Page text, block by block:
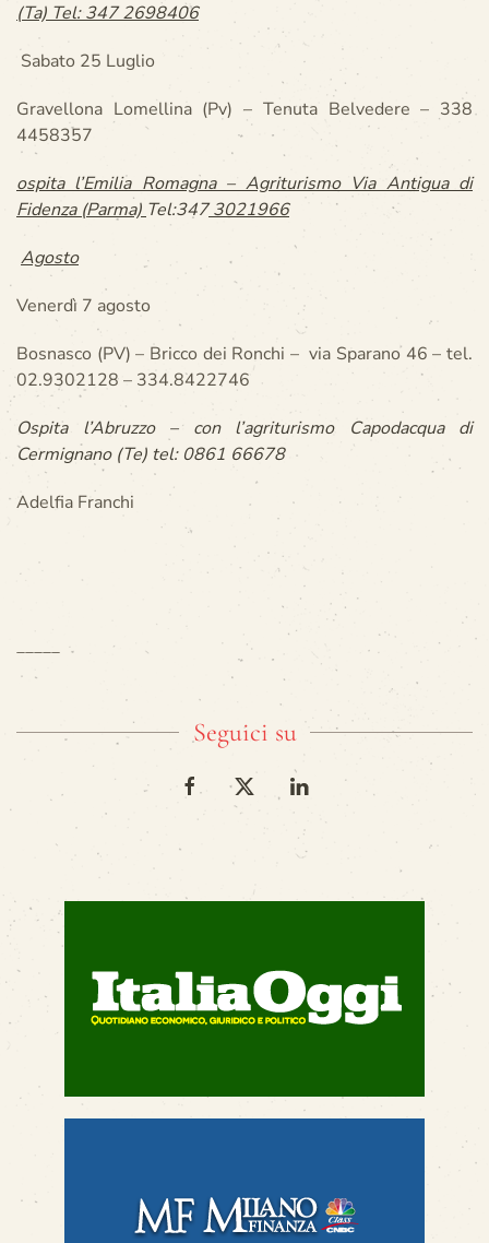
(Ta) Tel: 347 2698406
Sabato 25 Luglio
Gravellona Lomellina (Pv) – Tenuta Belvedere – 338
4458357
ospita l’Emilia Romagna – Agriturismo Via Antigua di
Fidenza (Parma) Tel:3473021966
Agosto
Venerdì 7 agosto
Bosnasco (PV) – Bricco dei Ronchi – via Sparano 46 – tel.
02.9302128 – 334.8422746
Ospita l’Abruzzo – con l’agriturismo Capodacqua di
Cermignano (Te) tel: 0861 66678
Adelfia Franchi
_____
Seguici su